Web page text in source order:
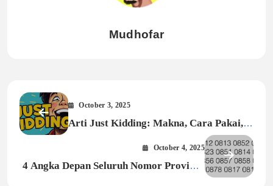
Mudhofar
October 3, 2025
Arti Just Kidding: Makna, Cara Pakai,
dan Contoh dalam Percakapan
October 4, 2025
4 Angka Depan Seluruh Nomor Provider